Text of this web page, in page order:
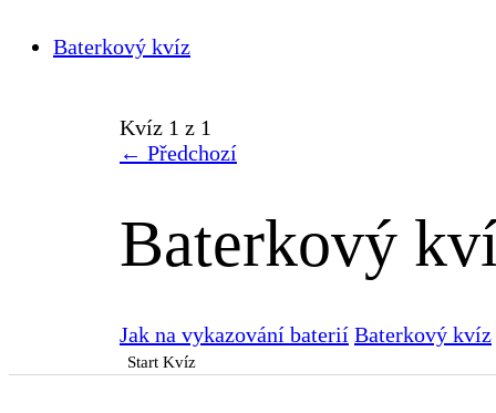
Baterkový kvíz
Kvíz 1 z 1
← Předchozí
Baterkový
Jak na vykazování baterií Baterkový kvíz